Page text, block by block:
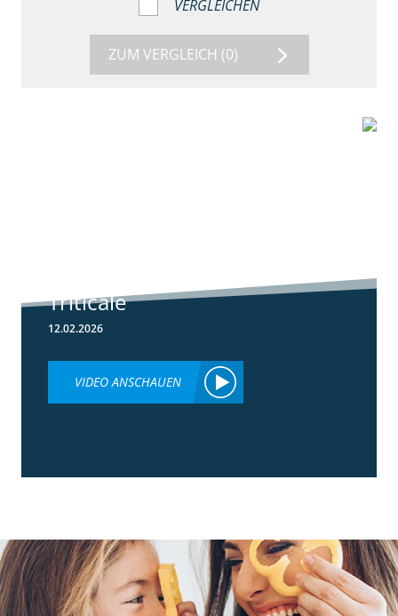
VERGLEICHEN
ZUM VERGLEICH (0)
Triticale
12.02.2026
VIDEO ANSCHAUEN